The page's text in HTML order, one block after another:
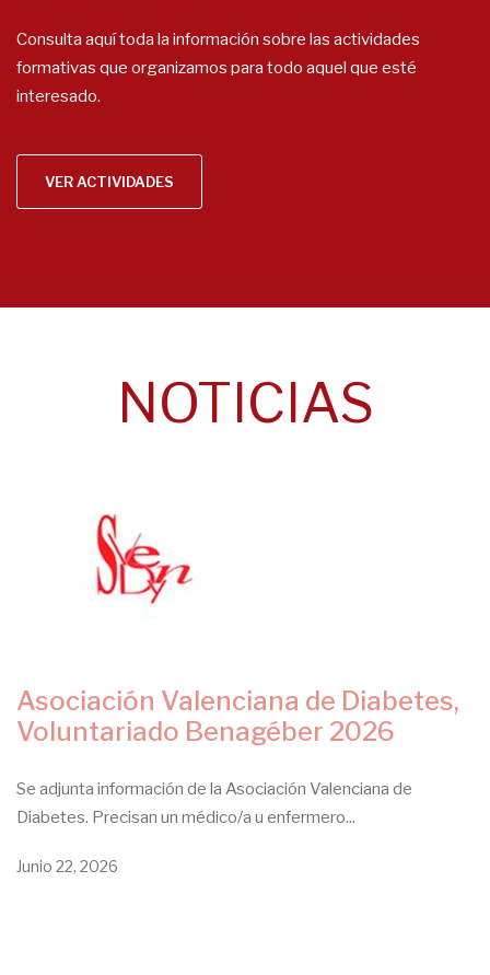
Consulta aquí toda la información sobre las actividades
formativas que organizamos para todo aquel que esté
interesado.
VER ACTIVIDADES
NOTICIAS
Asociación Valenciana de Diabetes,
Voluntariado Benagéber 2026
Se adjunta información de la Asociación Valenciana de
Diabetes. Precisan un médico/a u enfermero...
Junio 22, 2026